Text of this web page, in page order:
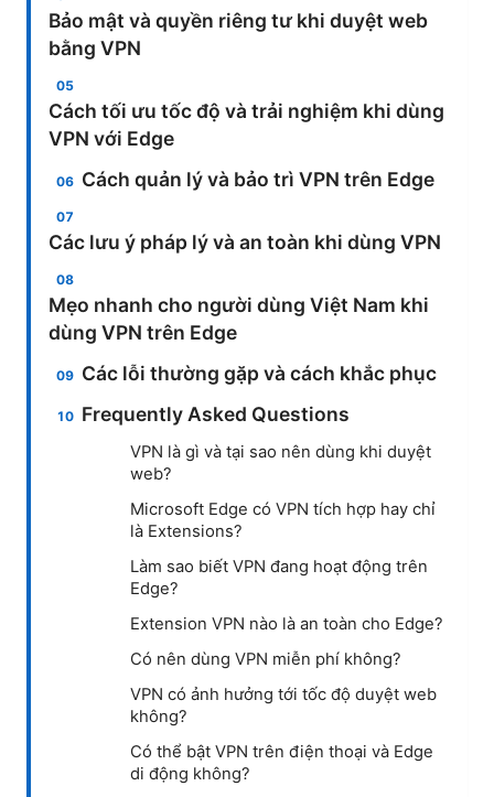
Bảo mật và quyền riêng tư khi duyệt web
bằng VPN
Cách tối ưu tốc độ và trải nghiệm khi dùng
VPN với Edge
Cách quản lý và bảo trì VPN trên Edge
Các lưu ý pháp lý và an toàn khi dùng VPN
Mẹo nhanh cho người dùng Việt Nam khi
dùng VPN trên Edge
Các lỗi thường gặp và cách khắc phục
Frequently Asked Questions
VPN là gì và tại sao nên dùng khi duyệt
web?
Microsoft Edge có VPN tích hợp hay chỉ
là Extensions?
Làm sao biết VPN đang hoạt động trên
Edge?
Extension VPN nào là an toàn cho Edge?
Có nên dùng VPN miễn phí không?
VPN có ảnh hưởng tới tốc độ duyệt web
không?
Có thể bật VPN trên điện thoại và Edge
di động không?